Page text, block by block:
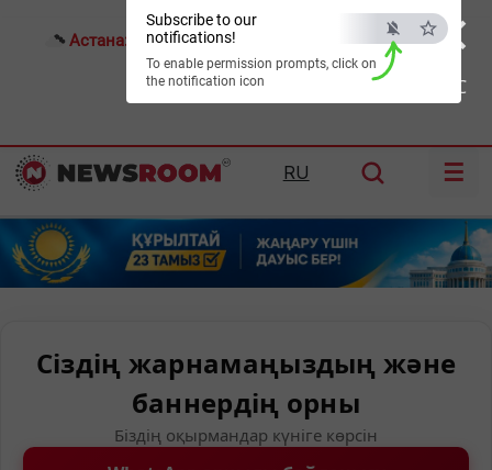
×
ESC
Subscribe to our
notifications!
To enable permission prompts, click on
the notification icon
Астана: 25°C Алматы: Шымкент:36°C
RU ☰
Сіздің жарнамаңыздың және
баннердің орны
Біздің оқырмандар күніге көрсін